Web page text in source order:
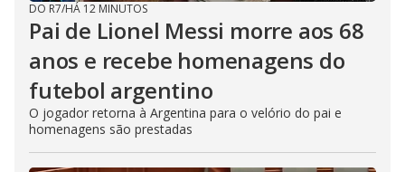
DO R7/HÁ 12 MINUTOS
Pai de Lionel Messi morre aos 68
anos e recebe homenagens do
futebol argentino
O jogador retorna à Argentina para o velório do pai e
homenagens são prestadas